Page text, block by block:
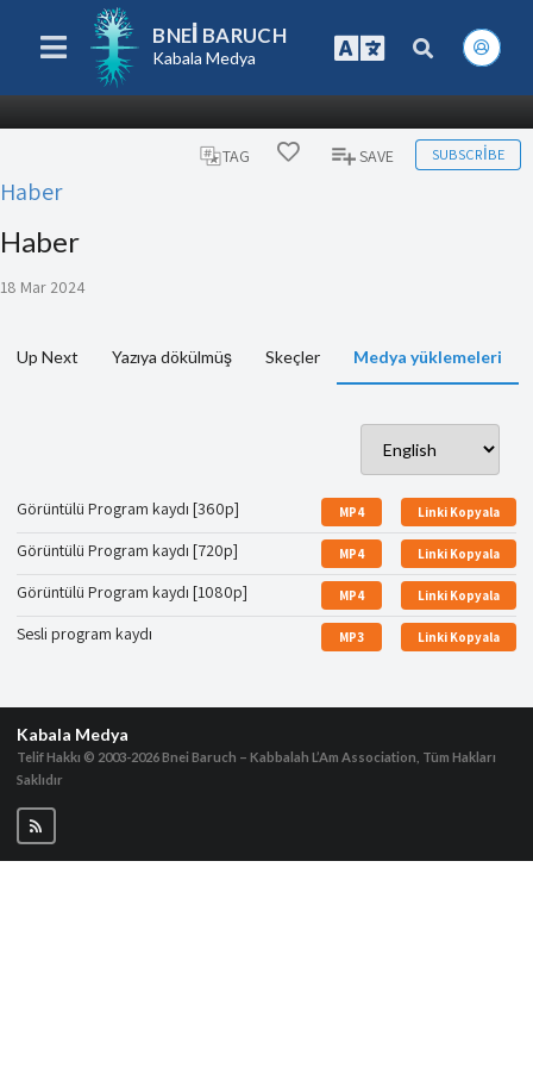
BNEI BARUCH
Kabala Medya
TAG SAVE SUBSCRIBE
Haber
Haber
18 Mar 2024
Up Next Yazıya dökülmüş Skeçler Medya yüklemeleri
Görüntülü Program kaydı [360p] MP4 Linki Kopyala
Görüntülü Program kaydı [720p] MP4 Linki Kopyala
Görüntülü Program kaydı [1080p] MP4 Linki Kopyala
Sesli program kaydı MP3 Linki Kopyala
Kabala Medya
Telif Hakkı © 2003-2026Bnei Baruch – Kabbalah L’Am Association, Tüm Hakları
Saklıdır